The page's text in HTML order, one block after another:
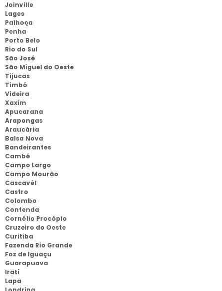
Joinville
Lages
Palhoça
Penha
Porto Belo
Rio do Sul
São José
São Miguel do Oeste
Tijucas
Timbó
Videira
Xaxim
Apucarana
Arapongas
Araucária
Balsa Nova
Bandeirantes
Cambé
Campo Largo
Campo Mourão
Cascavél
Castro
Colombo
Contenda
Cornélio Procópio
Cruzeiro do Oeste
Curitiba
Fazenda Rio Grande
Foz de Iguaçu
Guarapuava
Irati
Lapa